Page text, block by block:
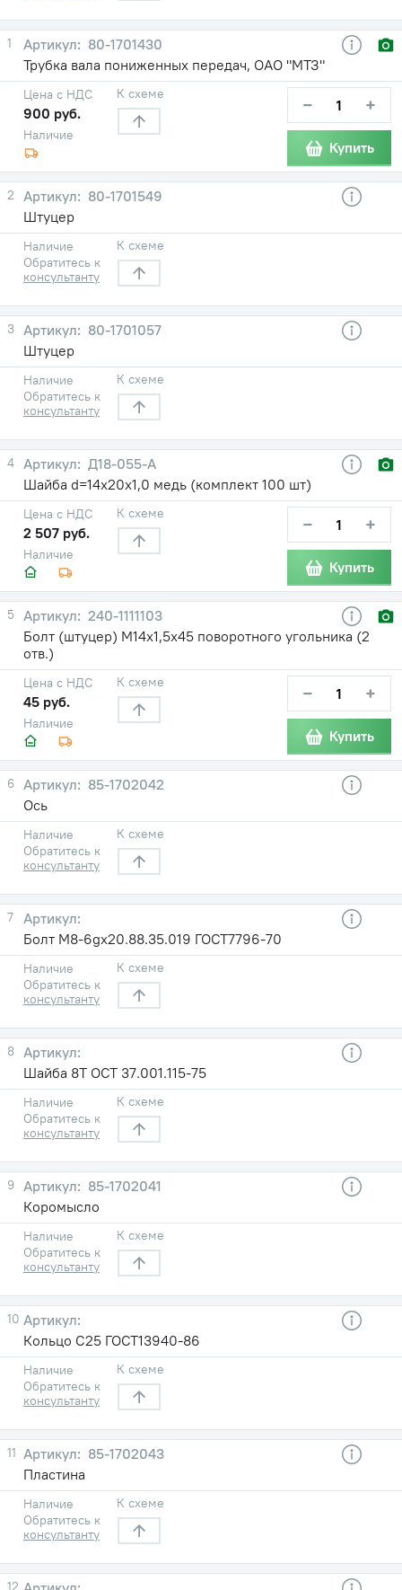
1
80-1701430
Трубка вала пониженных передач, ОАО "МТЗ"
Наличие
Цена с НДС
900 руб.
К схеме − +
Купить
2
80-1701549
Штуцер
Наличие
Обратитесь к
консультанту
К схеме
3
80-1701057
Штуцер
Наличие
Обратитесь к
консультанту
К схеме
4
Д18-055-А
Шайба d=14х20х1,0 медь (комплект 100 шт)
Наличие
Цена с НДС
2 507 руб.
К схеме − +
Купить
5
240-1111103
Болт (штуцер) М14х1,5х45 поворотного угольника (2
отв.)
Наличие
Цена с НДС
45 руб.
К схеме − +
Купить
6
85-1702042
Ось
Наличие
Обратитесь к
консультанту
К схеме
7
Болт М8-6gх20.88.35.019 ГОСТ7796-70
Наличие
Обратитесь к
консультанту
К схеме
8
Шайба 8Т ОСТ 37.001.115-75
Наличие
Обратитесь к
консультанту
К схеме
9
85-1702041
Коромысло
Наличие
Обратитесь к
консультанту
К схеме
10
Кольцо С25 ГОСТ13940-86
Наличие
Обратитесь к
консультанту
К схеме
11
85-1702043
Пластина
Наличие
Обратитесь к
консультанту
К схеме
12